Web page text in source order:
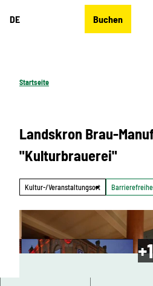
DE Buchen
Startseite
Landskron Brau-
"Kulturbrauerei"
Kultur-/Veranstaltungsort